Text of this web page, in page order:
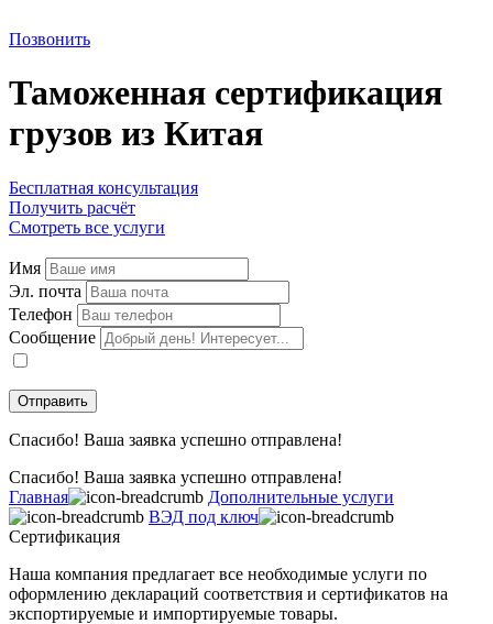
Позвонить
Таможенная сертификация
грузов из Китая
Бесплатная консультация
Получить расчёт
Смотреть все услуги
Имя
Эл. почта
Телефон
Сообщение
Спасибо! Ваша заявка успешно отправлена!
Спасибо! Ваша заявка успешно отправлена!
Главная
Дополнительные услуги
ВЭД под ключ
Сертификация
Наша компания предлагает все необходимые услуги по
оформлению деклараций соответствия и сертификатов на
экспортируемые и импортируемые товары.